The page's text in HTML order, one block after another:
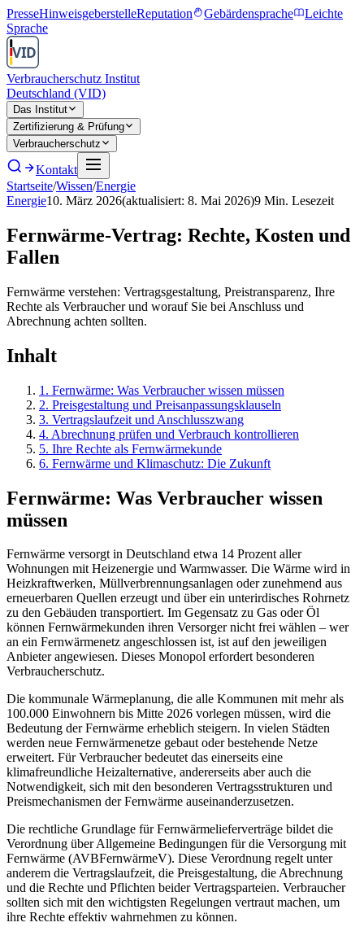
PresseHinweisgeberstelleReputation Gebärdensprache
Leichte
Sprache
Verbraucherschutz Institut
Deutschland (VID)
Das Institut
Zertifizierung & Prüfung
Verbraucherschutz
Kontakt
Startseite/Wissen/Energie
Energie10. März 2026(aktualisiert: 8. Mai 2026)9 Min. Lesezeit
Fernwärme-Vertrag: Rechte, Kosten und
Fallen
Fernwärme verstehen: Vertragsgestaltung, Preistransparenz, Ihre
Rechte als Verbraucher und worauf Sie bei Anschluss und
Abrechnung achten sollten.
Inhalt
1 . Fernwärme: Was Verbraucher wissen müssen
2. Preisgestaltung und Preisanpassungsklauseln
3. Vertragslaufzeit und Anschlusszwang
4. Abrechnung prüfen und Verbrauch kontrollieren
5. Ihre Rechte als Fernwärmekunde
6. Fernwärme und Klimaschutz: Die Zukunft
Fernwärme: Was Verbraucher wissen
müssen
Fernwärme versorgt in Deutschland etwa 14 Prozent aller
Wohnungen mit Heizenergie und Warmwasser. Die Wärme wird in
Heizkraftwerken, Müllverbrennungsanlagen oder zunehmend aus
erneuerbaren Quellen erzeugt und über ein unterirdisches Rohrnetz
zu den Gebäuden transportiert. Im Gegensatz zu Gas oder Öl
können Fernwärmekunden ihren Versorger nicht frei wählen – wer
an ein Fernwärmenetz angeschlossen ist, ist auf den jeweiligen
Anbieter angewiesen. Dieses Monopol erfordert besonderen
Verbraucherschutz.
Die kommunale Wärmeplanung, die alle Kommunen mit mehr als
100.000 Einwohnern bis Mitte 2026 vorlegen müssen, wird die
Bedeutung der Fernwärme erheblich steigern. In vielen Städten
werden neue Fernwärmenetze gebaut oder bestehende Netze
erweitert. Für Verbraucher bedeutet das einerseits eine
klimafreundliche Heizalternative, andererseits aber auch die
Notwendigkeit, sich mit den besonderen Vertragsstrukturen und
Preismechanismen der Fernwärme auseinanderzusetzen.
Die rechtliche Grundlage für Fernwärmelieferverträge bildet die
Verordnung über Allgemeine Bedingungen für die Versorgung mit
Fernwärme (AVBFernwärmeV). Diese Verordnung regelt unter
anderem die Vertragslaufzeit, die Preisgestaltung, die Abrechnung
und die Rechte und Pflichten beider Vertragsparteien. Verbraucher
sollten sich mit den wichtigsten Regelungen vertraut machen, um
ihre Rechte effektiv wahrnehmen zu können.